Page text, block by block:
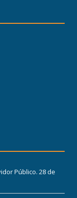
Público. 28 de